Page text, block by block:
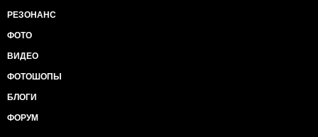
РЕЗОНАНС
ФОТО
ВИДЕО
ФОТОШОПЫ
БЛОГИ
ФОРУМ